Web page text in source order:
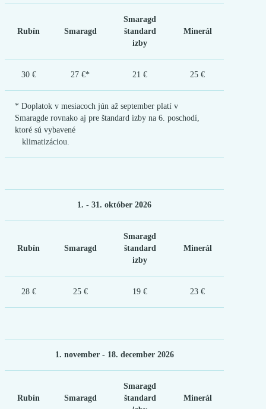
Rubín Smaragd
Smaragd
štandard
izby
Minerál
30 € 27 €* 21 € 25 €
* Doplatok v mesiacoch jún až september platí v
Smaragde rovnako aj pre štandard izby na 6. poschodí,
ktoré sú vybavené
klimatizáciou.
1. - 31. október 2026
Rubín Smaragd
Smaragd
štandard
izby
Minerál
28 € 25 € 19 € 23 €
1. november - 18. december 2026
Rubín Smaragd
Smaragd
štandard
Minerál